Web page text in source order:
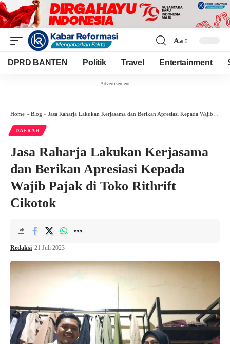
Resizer
Aa
DPRD BANTEN Politik Travel Entertainment
- Advertisement -
Home » Blog » Jasa Raharja Lakukan Kerjasama dan Berikan Apresiasi Kepada Wajib Pajak di Toko Rithrift Cikotok
DAERAH
Jasa Raharja Lakukan Kerjasama
dan Berikan Apresiasi Kepada
Wajib Pajak di Toko Rithrift
Cikotok
Redaksi 21 Juli 2023